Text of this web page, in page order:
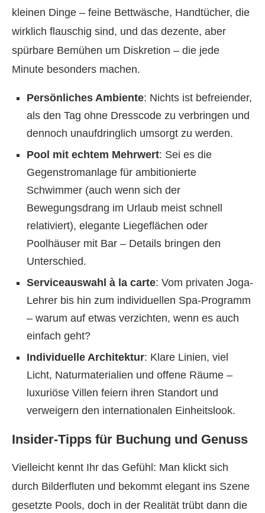
kleinen Dinge – feine Bettwäsche, Handtücher, die
wirklich flauschig sind, und das dezente, aber
spürbare Bemühen um Diskretion – die jede
Minute besonders machen.
Persönliches Ambiente: Nichts ist befreiender,
als den Tag ohne Dresscode zu verbringen und
dennoch unaufdringlich umsorgt zu werden.
Pool mit echtem Mehrwert: Sei es die
Gegenstromanlage für ambitionierte
Schwimmer (auch wenn sich der
Bewegungsdrang im Urlaub meist schnell
relativiert), elegante Liegeflächen oder
Poolhäuser mit Bar – Details bringen den
Unterschied.
Serviceauswahl à la carte: Vom privaten Joga-
Lehrer bis hin zum individuellen Spa-Programm
– warum auf etwas verzichten, wenn es auch
einfach geht?
Individuelle Architektur: Klare Linien, viel
Licht, Naturmaterialien und offene Räume –
luxuriöse Villen feiern ihren Standort und
verweigern den internationalen Einheitslook.
Insider-Tipps für Buchung und Genuss
Vielleicht kennt Ihr das Gefühl: Man klickt sich
durch Bilderfluten und bekommt elegant ins Szene
gesetzte Pools, doch in der Realität trübt dann die